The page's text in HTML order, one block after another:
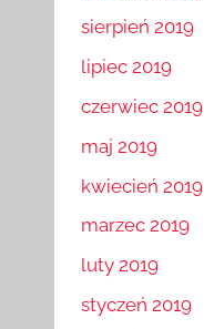
sierpień 2019
lipiec 2019
czerwiec 2019
maj 2019
kwiecień 2019
marzec 2019
luty 2019
styczeń 2019